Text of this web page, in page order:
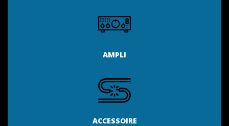
AMPLI
ACCESSOIRE